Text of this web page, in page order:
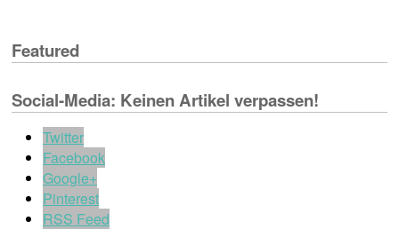
Featured
Social-Media: Keinen Artikel verpassen!
Twitter
Facebook
Google+
Pinterest
RSS Feed